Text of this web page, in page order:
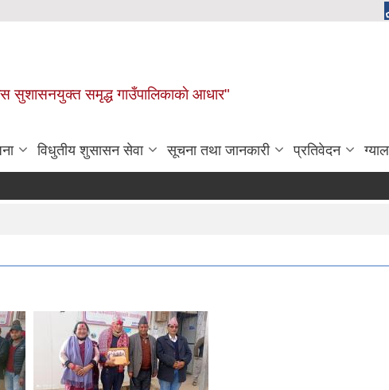
सुशासनयुक्त समृद्ध गाउँपालिकाकाे आधार"
विधुतीय शुसासन सेवा सूचना तथा जानकारी प्रतिवेदन